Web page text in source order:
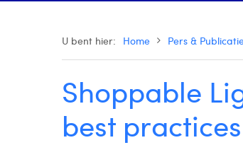
U bent hier: Home Pers &
Shoppable
best practices